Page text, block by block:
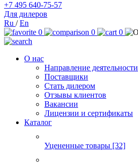
+7 495 640-75-57
Для дилеров
Ru /En
0
0 0
О нас
Направление деятельности
Поставщики
Стать дилером
Отзывы клиентов
Вакансии
Лицензии и сертификаты
Каталог
Уцененные товары [32]